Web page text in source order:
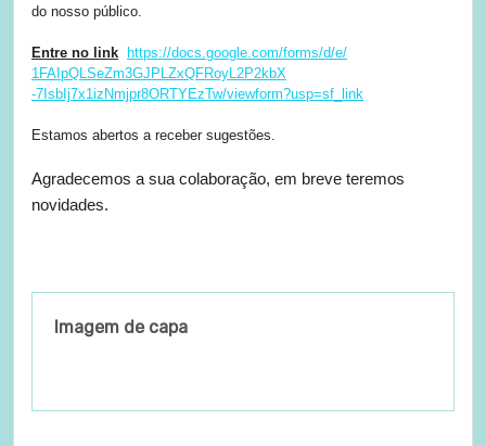
do nosso público.
Entre no link https://docs.google.com/forms/d/e/
1FAIpQLSeZm3GJPLZxQFRoyL2P2kbX
-7IsbIj7x1izNmjpr8ORTYEzTw/viewform?usp=sf_link
Estamos abertos a receber sugestões.
Agradecemos a sua colaboração, em breve teremos
novidades.
Imagem de capa